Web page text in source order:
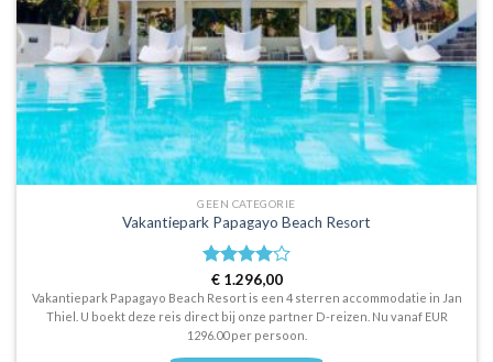
GEEN CATEGORIE
Vakantiepark Papagayo Beach Resort
Waardering
4uit 5
€1.296,00
Vakantiepark Papagayo Beach Resort is een 4 sterren accommodatie in Jan
Thiel. U boekt deze reis direct bij onze partner D-reizen. Nu vanaf EUR
1296.00 per persoon.